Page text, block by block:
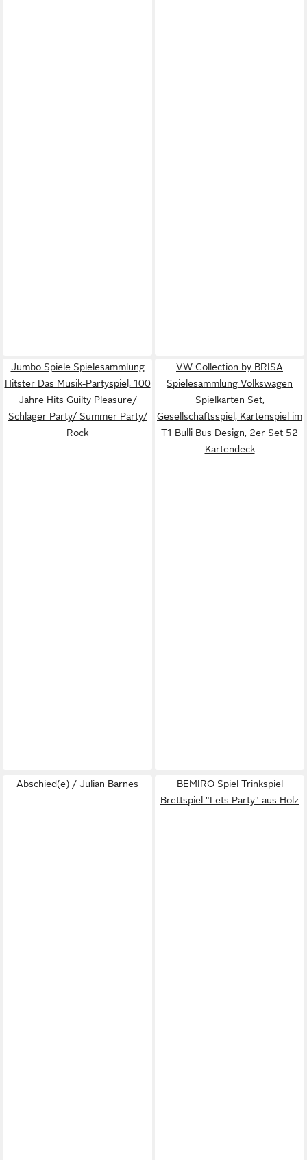
Jumbo Spiele Spielesammlung
Hitster Das Musik-Partyspiel, 100
Jahre Hits Guilty Pleasure/
Schlager Party/ Summer Party/
Rock
VW Collection by BRISA
Spielesammlung Volkswagen
Spielkarten Set,
Gesellschaftsspiel, Kartenspiel im
T1 Bulli Bus Design, 2er Set 52
Kartendeck
Abschied(e) / Julian Barnes
BEMIRO Spiel Trinkspiel
Brettspiel "Lets Party" aus Holz